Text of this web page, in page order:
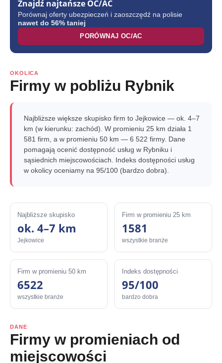
Znajdź najtańsze OC/AC
Porównaj oferty ubezpieczeń i zaoszczędź na polisie
nawet do 56% taniej
PORÓWNAJ OC/AC
OKOLICA
Firmy w pobliżu Rybnik
Najbliższe większe skupisko firm to Jejkowice — ok. 4–7
km (w kierunku: zachód). W promieniu 25 km działa 1
581 firm, a w promieniu 50 km — 6 522 firmy. Dane
pomagają ocenić dostępność usług w Rybniku i
sąsiednich miejscowościach. Indeks dostępności usług
w okolicy oceniamy na 95/100 (bardzo dobra).
Najbliższe skupisko
ok. 4–7 km
Jejkowice
Firm w promieniu 25 km
1581
wszystkie branże
Firm w promieniu 50 km
6522
wszystkie branże
Indeks dostępności
95/100
bardzo dobra
DANE
Firmy w promieniach od
miejscowości